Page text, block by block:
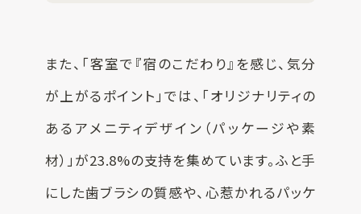
また、「客室で『宿のこだわり』を感じ、気分
が上がるポイント」では、「オリジナリティの
あるアメニティデザイン（パッケージや素
材）」が23.8%の支持を集めています。ふと手
にした歯ブラシの質感や、心惹かれるパッケ